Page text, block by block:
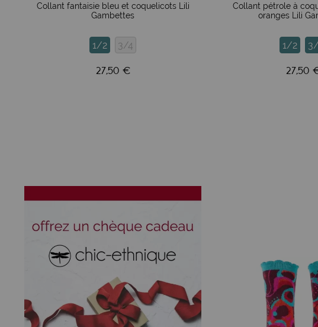
Collant fantaisie bleu et coquelicots Lili
Gambettes
1/2 3/4
27,50 €
Collant pétrole à
oranges Lili
1/2
27,50